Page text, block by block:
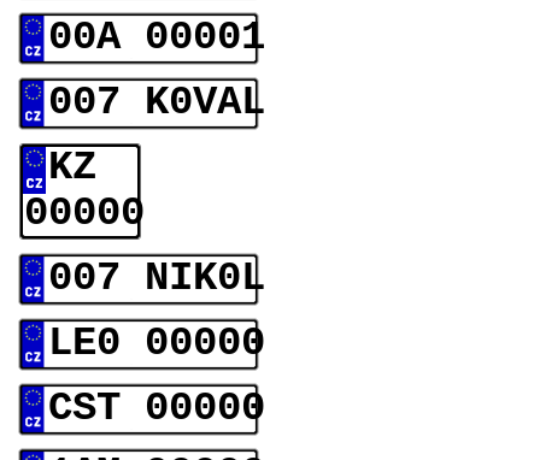
00A 00001
007 K0VAL
KZ
00000
007 NIK0L
LE0 00000
CST 00000